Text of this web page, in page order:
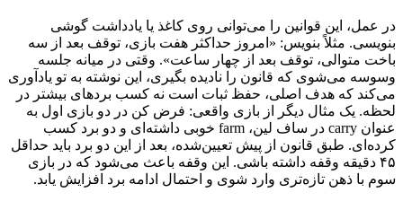
در عمل، این قوانین را می‌توانی روی کاغذ یا یادداشت گوشی
بنویسی. مثلاً بنویس: «امروز حداکثر هفت بازی، توقف بعد از سه
باخت متوالی، توقف بعد از چهار ساعت». وقتی در میانه جلسه
وسوسه می‌شوی که قانون را نادیده بگیری، این نوشته به تو یادآوری
می‌کند که هدف اصلی، حفظ ثبات است نه کسب بردهای بیشتر در
لحظه. یک مثال دیگر از بازی واقعی: فرض کن در دو بازی اول به
عنوان carry در ساف لین، farm خوبی داشته‌ای و دو برد کسب
کرده‌ای. طبق قانون از پیش تعیین‌شده، بعد از این دو برد باید حداقل
۴۵ دقیقه وقفه داشته باشی. این وقفه باعث می‌شود که در بازی
سوم با ذهن تازه‌تری وارد شوی و احتمال ادامه برد افزایش یابد.